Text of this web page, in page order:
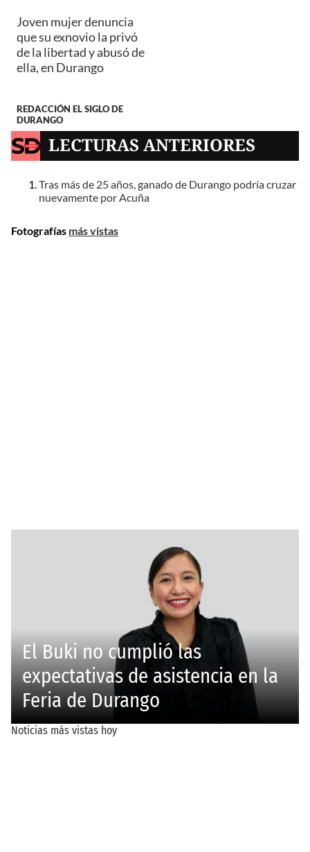
Joven mujer denuncia
que su exnovio la privó
de la libertad y abusó de
ella, en Durango
REDACCIÓN EL SIGLO DE
DURANGO
LECTURAS ANTERIORES
Tras más de 25 años, ganado de Durango podría cruzar
nuevamente por Acuña
Fotografías más vistas